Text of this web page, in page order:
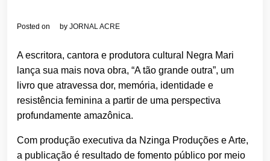
Posted on by JORNAL ACRE
A escritora, cantora e produtora cultural Negra Mari
lança sua mais nova obra, “A tão grande outra”, um
livro que atravessa dor, memória, identidade e
resistência feminina a partir de uma perspectiva
profundamente amazônica.
Com produção executiva da Nzinga Produções e Arte,
a publicação é resultado de fomento público por meio